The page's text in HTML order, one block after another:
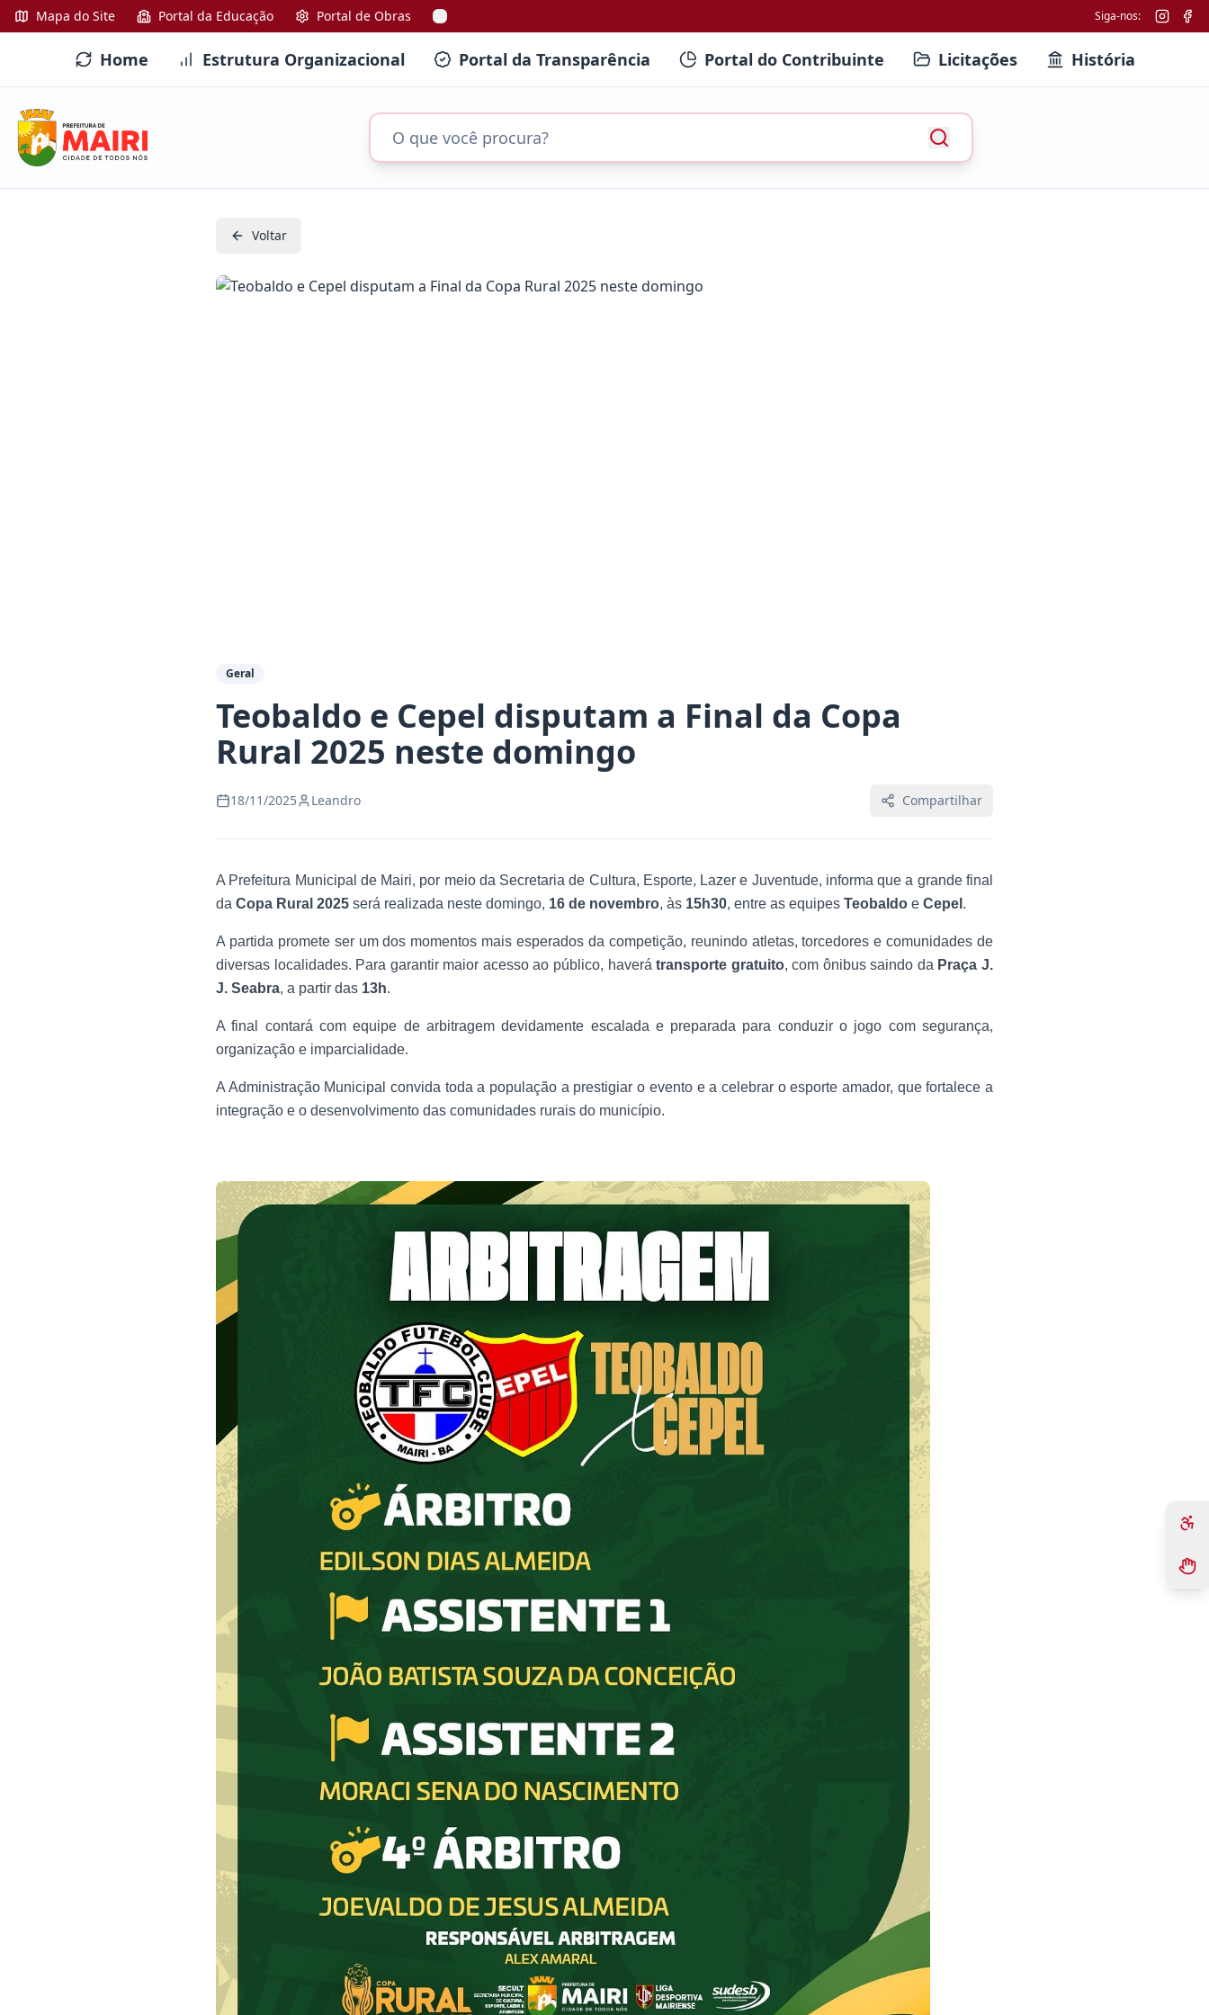
Mapa do Site Portal da Educação Portal de Obras Siga-nos:
Home Estrutura Organizacional Portal da Transparência Portal do Contribuinte Licitações História
Voltar
Geral
Teobaldo e Cepel disputam a Final da Copa
Rural 2025 neste domingo
18/11/2025 Leandro Compartilhar
A Prefeitura Municipal de Mairi, por meio da Secretaria de Cultura, Esporte, Lazer e Juventude, informa que a grande final
da Copa Rural 2025 será realizada neste domingo, 16 de novembro, às 15h30, entre as equipes Teobaldo e Cepel .
A partida promete ser um dos momentos mais esperados da competição, reunindo atletas, torcedores e comunidades de
diversas localidades. Para garantir maior acesso ao público, haverátransporte gratuito, com ônibus saindo da Praça J.
J. Seabra, a partir das 13h.
A final contará com equipe de arbitragem devidamente escalada e preparada para conduzir o jogo com segurança,
organização e imparcialidade.
A Administração Municipal convida toda a população a prestigiar o evento e a celebrar o esporte amador, que fortalece a
integração e o desenvolvimento das comunidades rurais do município.